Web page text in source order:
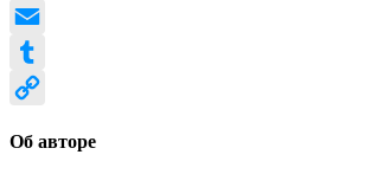
Odnoklassniki
Email
Tumblr
Об авторе